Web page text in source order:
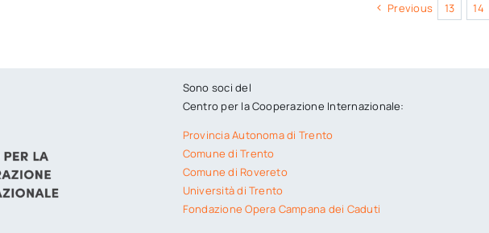
Previous 13 14
Sono soci del
Centro per la Cooperazione Internazionale:
Provincia Autonoma di Trento
Comune di Trento
Comune di Rovereto
Università di Trento
Fondazione Opera Campana dei Caduti